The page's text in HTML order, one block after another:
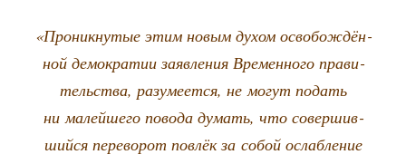
«Про­ник­ну­тые этим новым духом осво­бож­дён­
ной демо­кра­тии заяв­ле­ния Вре­мен­но­го пра­ви­
тель­ства, разу­ме­ет­ся, не могут подать
ни малей­ше­го пово­да думать, что совер­шив­
ший­ся пере­во­рот повлёк за собой ослаб­ле­ние